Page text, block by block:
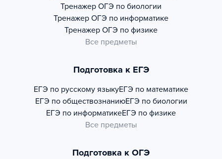
Тренажер ОГЭ по биологии
Тренажер ОГЭ по информатике
Тренажер ОГЭ по физике
Все предметы
Подготовка к ЕГЭ
ЕГЭ по русскому языкуЕГЭ по математике
ЕГЭ по обществознаниюЕГЭ по биологии
ЕГЭ по информатикеЕГЭ по физике
Все предметы
Подготовка к ОГЭ